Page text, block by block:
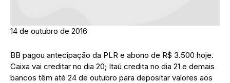
14 de outubro de 2016
BB pagou antecipação da PLR e abono de R$ 3.500 hoje.
Caixa vai creditar no dia 20; Itaú credita no dia 21 e demais
bancos têm até 24 de outubro para depositar valores aos